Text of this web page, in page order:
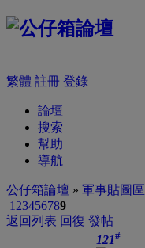
繁體 註冊 登錄
論壇
搜索
幫助
導航
公仔箱論壇 » 軍事貼圖區
1 23456789
返回列表 回復 發帖
121#